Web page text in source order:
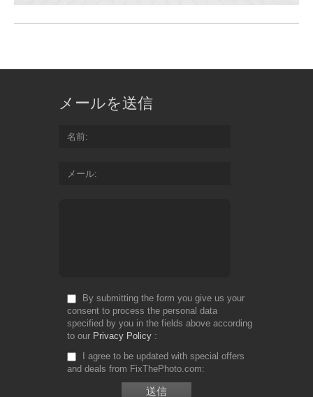
メールを送信
名前
メール
By submitting the form you give us your
consent to process the personal data
specified by you in the fields above according
to our Privacy Policy
I agree to be updated with special offers
and deals from FixThePhoto.com